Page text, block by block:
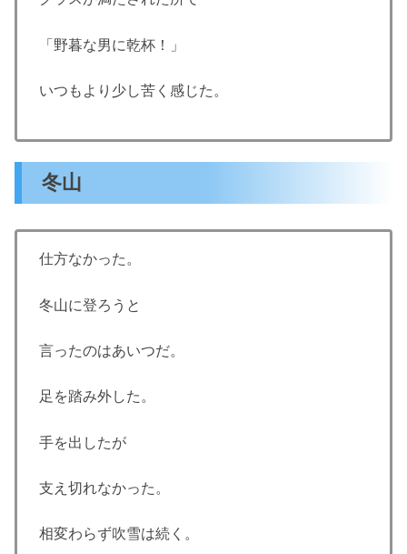
「野暮な男に乾杯！」
いつもより少し苦く感じた。
冬山
仕方なかった。
冬山に登ろうと
言ったのはあいつだ。
足を踏み外した。
手を出したが
支え切れなかった。
相変わらず吹雪は続く。